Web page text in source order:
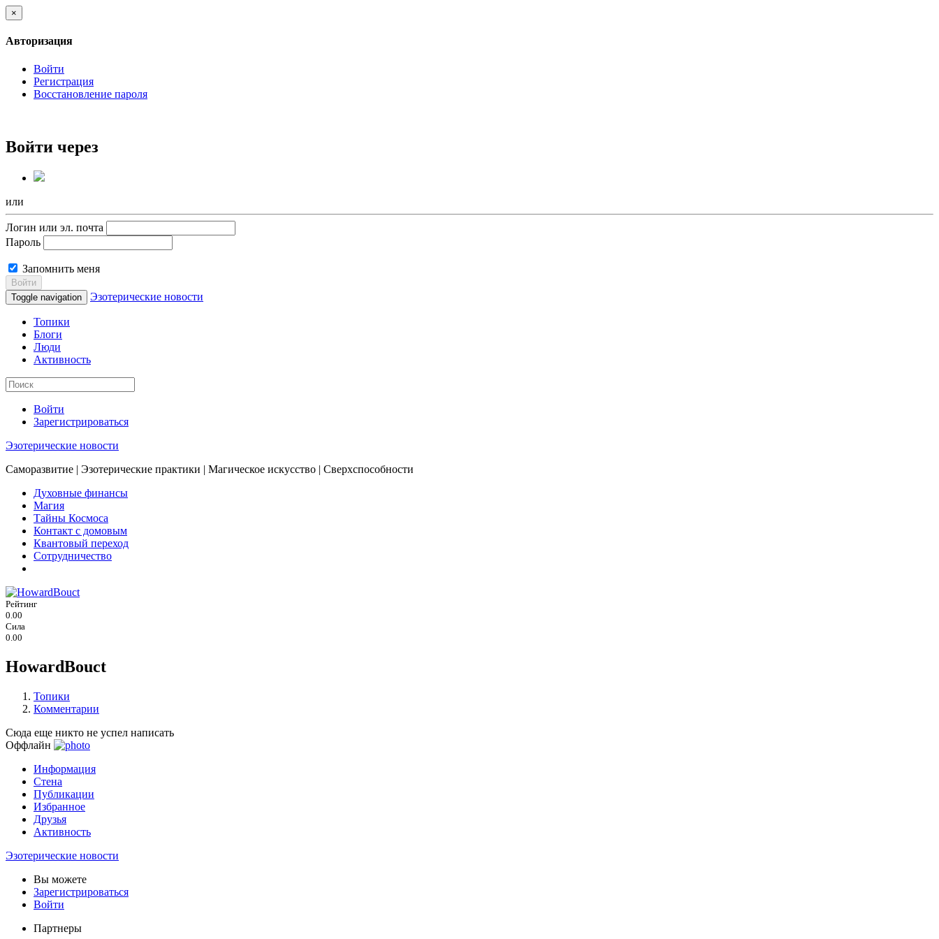
×
Авторизация
Войти
Регистрация
Восстановление пароля
Войти через
или
Логин или эл. почта
Пароль
Запомнить меня
Войти
Toggle navigation
Эзотерические новости
Топики
Блоги
Люди
Активность
Войти
Зарегистрироваться
Эзотерические новости
Саморазвитие | Эзотерические практики | Магическое искусство | Сверхспособности
Духовные финансы
Магия
Тайны Космоса
Контакт с домовым
Квантовый переход
Сотрудничество
Рейтинг
0.00
Сила
0.00
HowardBouct
Топики
Комментарии
Сюда еще никто не успел написать
Оффлайн
Информация
Стена
Публикации
Избранное
Друзья
Активность
Эзотерические новости
Вы можете
Зарегистрироваться
Войти
Партнеры